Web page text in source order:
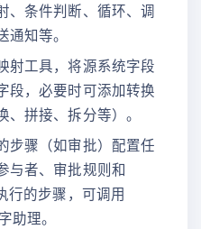
、条件判断、循环、调
通知等。
射工具，将源系统字段
段，必要时可添加转换
、拼接、拆分等）。
步骤（如审批）配置任
与者、审批规则和
行的步骤，可调用
助理。